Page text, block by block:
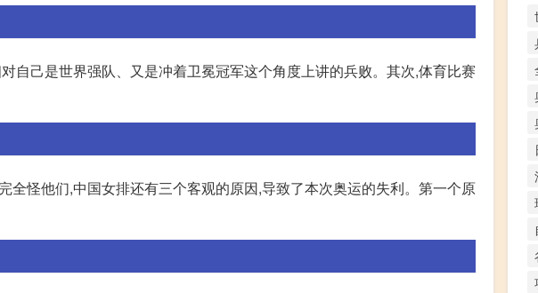
自己是世界强队、又是冲着卫冕冠军这个角度上讲的兵败。其次,体育比赛
怪他们,中国女排还有三个客观的原因,导致了本次奥运的失利。第一个原